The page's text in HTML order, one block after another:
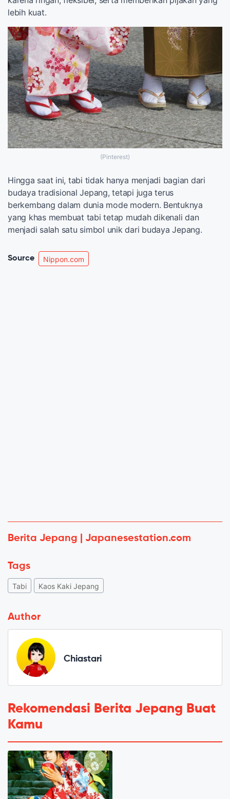
lebih kuat.
(Pinterest)
Hingga saat ini, tabi tidak hanya menjadi bagian dari
budaya tradisional Jepang, tetapi juga terus
berkembang dalam dunia mode modern. Bentuknya
yang khas membuat tabi tetap mudah dikenali dan
menjadi salah satu simbol unik dari budaya Jepang.
Source Nippon.com
Berita Jepang | Japanesestation.com
Tags
Tabi Kaos Kaki Jepang
Author
Chiastari
Rekomendasi Berita Jepang Buat
Kamu